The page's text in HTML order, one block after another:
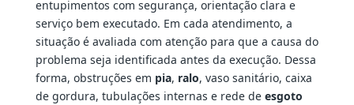
entupimentos com segurança, orientação clara e
serviço bem executado. Em cada atendimento, a
situação é avaliada com atenção para que a causa do
problema seja identificada antes da execução. Dessa
forma, obstruções em pia, ralo, vaso sanitário, caixa
de gordura, tubulações internas e rede de esgoto